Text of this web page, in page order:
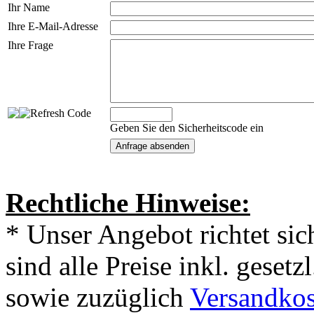
Ihr Name
Ihre E-Mail-Adresse
Ihre Frage
Geben Sie den Sicherheitscode ein
Rechtliche Hinweise:
* Unser Angebot richtet
sind alle Preise inkl.
sowie zuzüglich